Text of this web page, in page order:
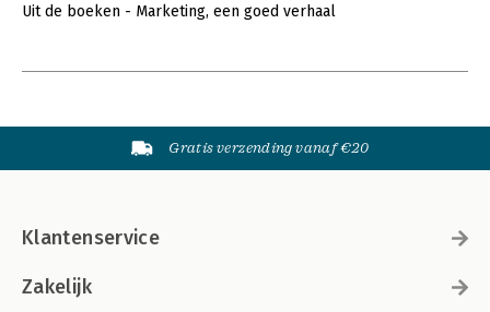
Uit de boeken - Marketing, een goed verhaal
Gratis verzending vanaf €20
Klantenservice
Zakelijk